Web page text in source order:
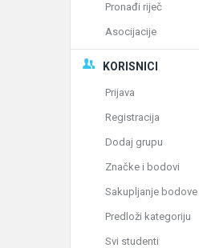
Pronađi riječ
Asocijacije
KORISNICI
Prijava
Registracija
Dodaj grupu
Značke i bodovi
Sakupljanje bodove
Predloži kategoriju
Svi studenti